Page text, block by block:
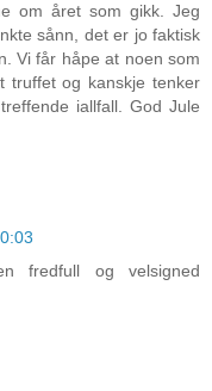
om året som gikk. Jeg
sånn, det er jo faktisk
Vi får håpe at noen som
truffet og kanskje tenker
iallfall. God Jule
fredfull og velsigned